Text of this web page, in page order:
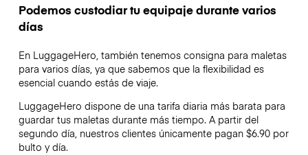
Podemos custodiar tu equipaje durante varios
días
En LuggageHero, también tenemos consigna para maletas
para varios días, ya que sabemos que la flexibilidad es
esencial cuando estás de viaje.
LuggageHero dispone de una tarifa diaria más barata para
guardar tus maletas durante más tiempo. A partir del
segundo día, nuestros clientes únicamente pagan $6.90 por
bulto y día.